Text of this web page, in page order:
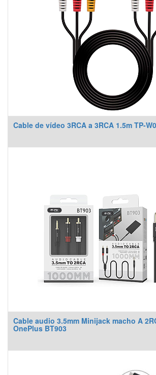
Cable de vídeo 3RCA a 3RCA 1.5m TP-
Cable audio 3.5mm Minijack macho A
OnePlus BT903